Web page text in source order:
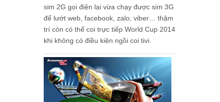
sim 2G gọi điện lại vừa chạy được sim 3G
để lướt web, facebook, zalo, viber… thậm
trí còn có thể coi trực tiếp World Cup 2014
khi không có điều kiện ngồi coi tivi.